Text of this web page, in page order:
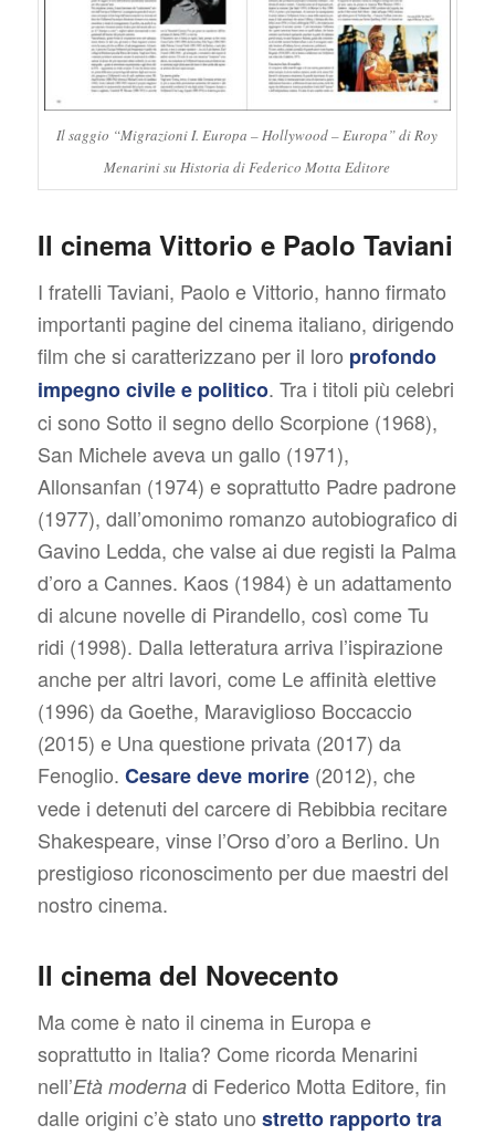
Il saggio “Migrazioni I. Europa – Hollywood – Europa”di Roy
Menarini su Historia di Federico Motta Editore
Il cinema Vittorio e Paolo Taviani
I fratelli Taviani, Paolo e Vittorio, hanno firmato
importanti pagine del cinema italiano, dirigendo
film che si caratterizzano per il loro profondo
impegno civile e politico. Tra i titoli più celebri
ci sono Sotto il segno dello Scorpione(1968),
San Michele aveva un gallo (1971),
Allonsanfan (1974) e soprattutto Padre padrone
(1977), dall’omonimo romanzo autobiografico di
Gavino Ledda, che valse ai due registi la Palma
d’oro a Cannes. Kaos (1984) è un adattamento
di alcune novelle di Pirandello, così comeTu
ridi (1998). Dalla letteratura arriva l’ispirazione
anche per altri lavori, come Le affinità elettive
(1996) da Goethe, Maraviglioso Boccaccio
(2015) e Una questione privata(2017) da
Fenoglio. Cesare deve morire(2012), che
vede i detenuti del carcere di Rebibbia recitare
Shakespeare, vinse l’Orso d’oro a Berlino. Un
prestigioso riconoscimento per due maestri del
nostro cinema.
Il cinema del Novecento
Ma come è nato il cinema in Europa e
soprattutto in Italia? Come ricorda Menarini
nell’Età modernadi Federico Motta Editore, fin
dalle origini c’è stato uno stretto rapporto tra